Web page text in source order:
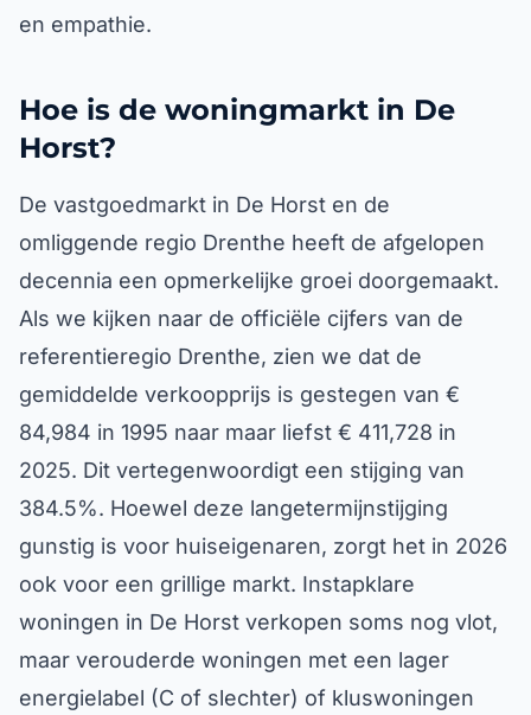
en empathie.
Hoe is de woningmarkt in De
Horst?
De vastgoedmarkt in De Horst en de
omliggende regio Drenthe heeft de afgelopen
decennia een opmerkelijke groei doorgemaakt.
Als we kijken naar de officiële cijfers van de
referentieregio Drenthe, zien we dat de
gemiddelde verkoopprijs is gestegen van €
84,984 in 1995 naar maar liefst € 411,728 in
2025. Dit vertegenwoordigt een stijging van
384.5%. Hoewel deze langetermijnstijging
gunstig is voor huiseigenaren, zorgt het in 2026
ook voor een grillige markt. Instapklare
woningen in De Horst verkopen soms nog vlot,
maar verouderde woningen met een lager
energielabel (C of slechter) of kluswoningen